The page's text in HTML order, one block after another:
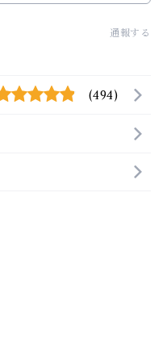
通報する
(494)